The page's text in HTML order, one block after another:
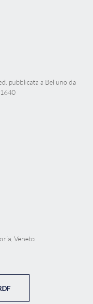
pubblicata a Belluno da
Veneto